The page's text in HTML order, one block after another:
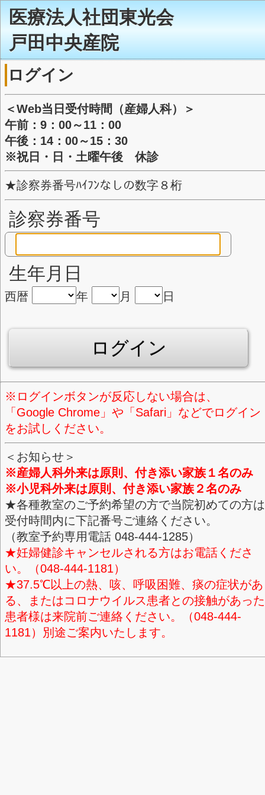
医療法人社団東光会
戸田中央産院
ログイン
＜Web当日受付時間（産婦人科
午前：9：00～11：00
午後：14：00～15：30
※祝日・日・土曜午後 休診
★診察券番号ﾊｲﾌﾝなしの数字８桁
診察券番号
生年月日
西暦 年 月 日
ログイン
※ログインボタンが反応しない場
「Google Chrome」や「Safari」
をお試しください。
＜お知らせ＞